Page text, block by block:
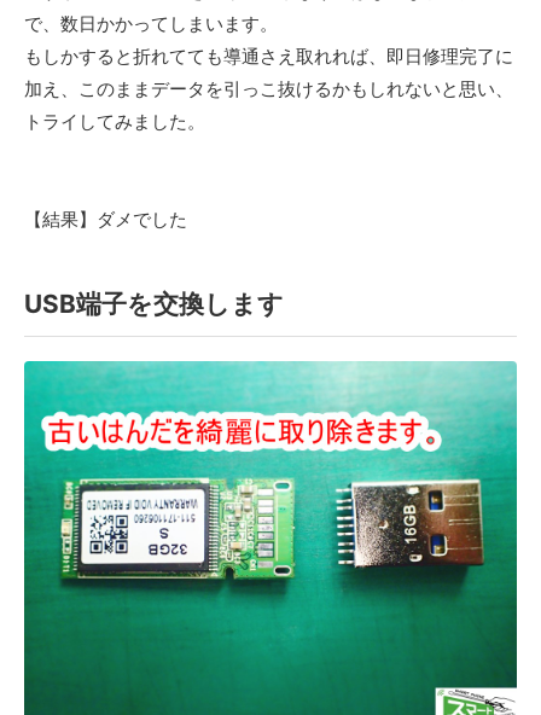
で、数日かかってしまいます。
もしかすると折れてても導通さえ取れれば、即日修理完了に
加え、このままデータを引っこ抜けるかもしれないと思い、
トライしてみました。
【結果】ダメでした
USB端子を交換します